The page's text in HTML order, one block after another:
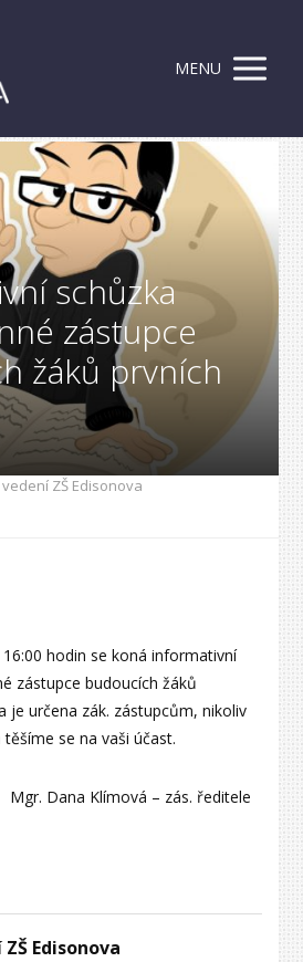
MENU
schůzka
zástupce
žáků prvních
vedení ZŠ Edisonova
hodin se koná informativní
zástupce budoucích žáků
je určena zák. zástupcům, nikoliv
se na vaši účast.
Mgr. Dana Klímová – zás. ředitele
Edisonova